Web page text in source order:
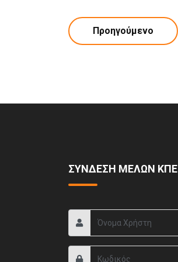
Προηγούμενο
ΣΥΝΔΕΣΗ ΜΕΛΩΝ ΚΠΕ